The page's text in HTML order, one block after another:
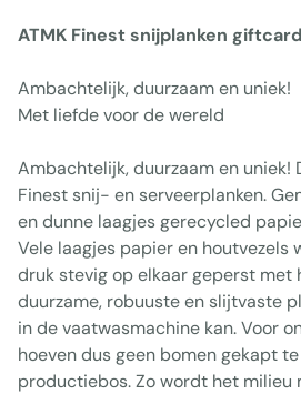
ATMK Finest snijplanken giftcard
Ambachtelijk, duurzaam en uniek!
Met liefde voor de wereld
Ambachtelijk, duurzaam en uniek!
Finest snij- en serveerplanken.
en dunne laagjes gerecycled
Vele laagjes papier en houtvezels
druk stevig op elkaar geperst met
duurzame, robuuste en slijtvaste
in de vaatwasmachine kan. Voor
hoeven dus geen bomen gekapt
productiebos. Zo wordt het milieu